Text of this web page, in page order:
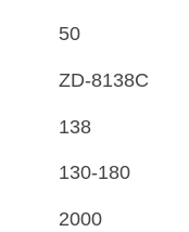
50
ZD-8138C
138
130-180
2000